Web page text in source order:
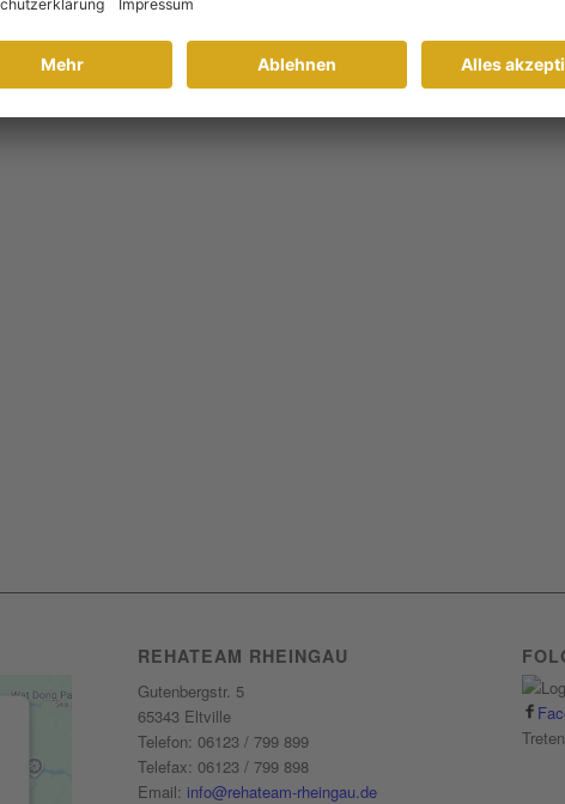
REHATEAM RHEINGAU
Gutenbergstr. 5
65343 Eltville
Telefon: 06123 / 799 899
Telefax: 06123 / 799 898
Email: info@rehateam-rheingau.de